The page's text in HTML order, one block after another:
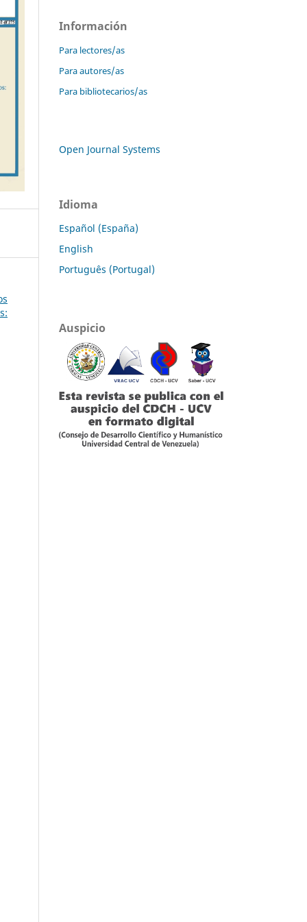
Información
Para lectores/as
Para autores/as
Para bibliotecarios/as
Open Journal Systems
Idioma
Español (España)
English
Português (Portugal)
Auspicio